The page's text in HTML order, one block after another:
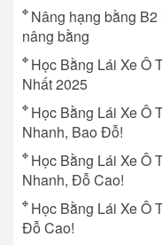
Nâng hạng bằng
nâng bằng
Học Bằng Lái Xe Ô
Nhất 2025
Học Bằng Lái Xe Ô
Nhanh, Bao Đỗ!
Học Bằng Lái Xe Ô
Nhanh, Đỗ Cao!
Học Bằng Lái Xe Ô
Đỗ Cao!